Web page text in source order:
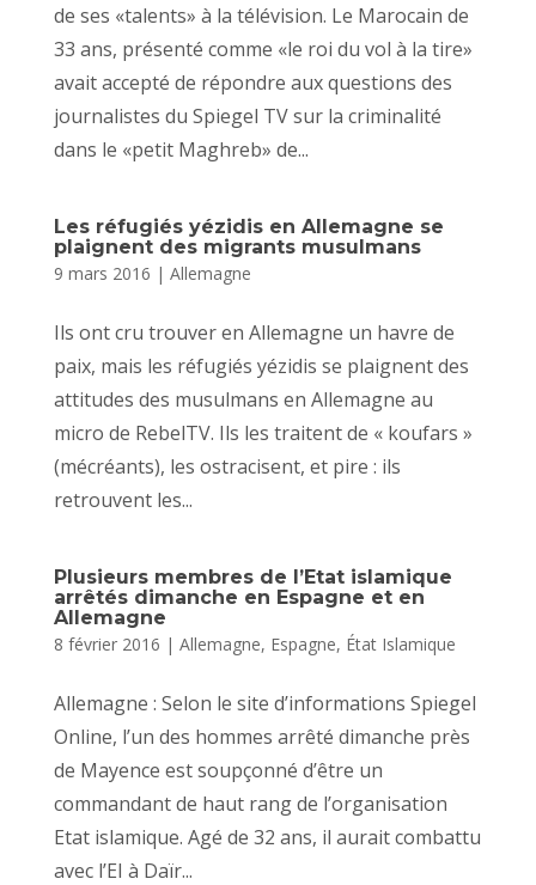
de ses «talents» à la télévision. Le Marocain de
33 ans, présenté comme «le roi du vol à la tire»
avait accepté de répondre aux questions des
journalistes du Spiegel TV sur la criminalité
dans le «petit Maghreb» de...
Les réfugiés yézidis en Allemagne se
plaignent des migrants musulmans
9 mars 2016 | Allemagne
Ils ont cru trouver en Allemagne un havre de
paix, mais les réfugiés yézidis se plaignent des
attitudes des musulmans en Allemagne au
micro de RebelTV. Ils les traitent de « koufars »
(mécréants), les ostracisent, et pire : ils
retrouvent les...
Plusieurs membres de l’Etat islamique
arrêtés dimanche en Espagne et en
Allemagne
8 février 2016 | Allemagne, Espagne, État Islamique
Allemagne : Selon le site d’informations Spiegel
Online, l’un des hommes arrêté dimanche près
de Mayence est soupçonné d’être un
commandant de haut rang de l’organisation
Etat islamique. Agé de 32 ans, il aurait combattu
avec l’EI à Daïr...